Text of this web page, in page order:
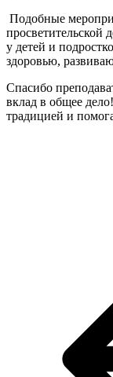
Подобные
просветительской
у детей и
здоровью,
Спасибо
вклад в общее
традицией и